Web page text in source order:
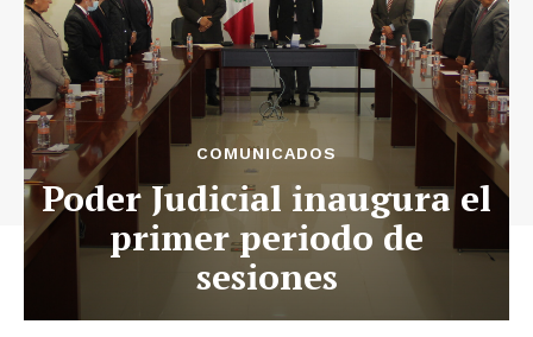
COMUNICADOS
Poder Judicial inaugura el
primer periodo de
sesiones